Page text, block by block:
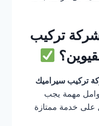
تركيب
تركيب سيراميك
مهمة يجب
على خدمة ممتازة